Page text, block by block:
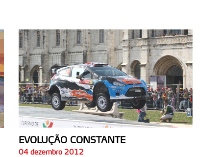
EVOLUÇÃO CONSTANTE
04 dezembro 2012